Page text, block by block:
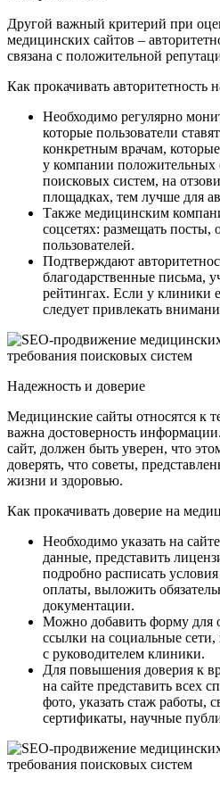
Другой важный критерий при
медицинских сайтов –
связана с положительной
Как прокачивать авторитетность
Необходимо регулярно
которые пользователи
конкретным врачам,
у компании положительных
поисковых систем, на
площадках, тем лучше для
Также медицинским
соцсетях: размещать посты,
пользователей.
Подтверждают
благодарственные письма,
рейтингах. Если у клиники
следует привлекать
Надежность и доверие
Медицинские сайты относятся к
важна достоверность
сайт, должен быть уверен, что
доверять, что советы,
жизни и здоровью.
Как прокачивать доверие на
Необходимо указать на
данные, представить
подробно расписать
оплаты, выложить
документации.
Можно добавить форму для
ссылки на социальные
с руководителем клиники.
Для повышения доверия к
на сайте представить всех
фото, указать стаж работы,
сертификаты, научные